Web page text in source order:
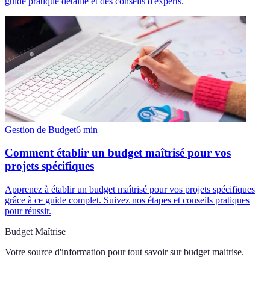
Gestion de Budget6 min
Comment établir un budget maîtrisé pour vos
projets spécifiques
Apprenez à établir un budget maîtrisé pour vos projets spécifiques
grâce à ce guide complet. Suivez nos étapes et conseils pratiques
pour réussir.
Budget Maîtrise
Votre source d'information pour tout savoir sur budget maitrise.